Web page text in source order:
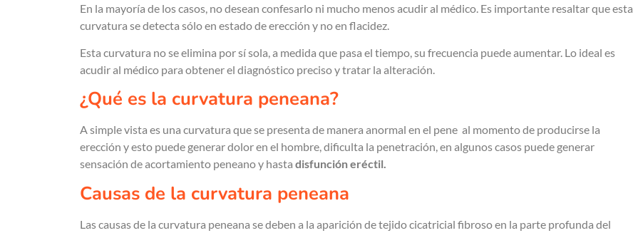
En la mayoría de los casos, no desean confesarlo ni mucho menos acudir al médico. Es importante resaltar que esta
curvatura se detecta sólo en estado de erección y no en flacidez.
Esta curvatura no se elimina por sí sola, a medida que pasa el tiempo, su frecuencia puede aumentar. Lo ideal es
acudir al médico para obtener el diagnóstico preciso y tratar la alteración.
¿Qué es la curvatura peneana?
A simple vista es una curvatura que se presenta de manera anormal en el pene al momento de producirse la
erección y esto puede generar dolor en el hombre, dificulta la penetración, en algunos casos puede generar
sensación de acortamiento peneano y hasta disfunción eréctil.
Causas de la curvatura peneana
Las causas de la curvatura peneana se deben a la aparición de tejido cicatricial fibroso en la parte profunda del